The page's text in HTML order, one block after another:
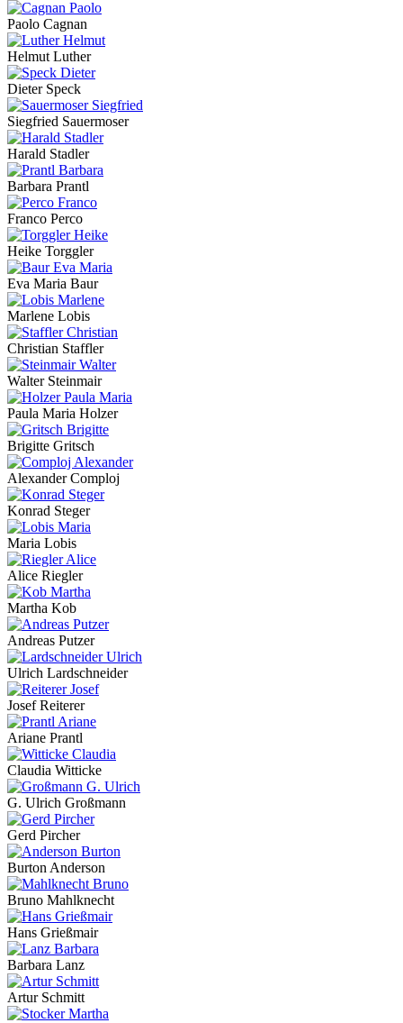
Paolo Cagnan
Helmut Luther
Dieter Speck
Siegfried Sauermoser
Harald Stadler
Barbara Prantl
Franco Perco
Heike Torggler
Eva Maria Baur
Marlene Lobis
Christian Staffler
Walter Steinmair
Paula Maria Holzer
Brigitte Gritsch
Alexander Comploj
Konrad Steger
Maria Lobis
Alice Riegler
Martha Kob
Andreas Putzer
Ulrich Lardschneider
Josef Reiterer
Ariane Prantl
Claudia Witticke
G. Ulrich Großmann
Gerd Pircher
Burton Anderson
Bruno Mahlknecht
Hans Grießmair
Barbara Lanz
Artur Schmitt